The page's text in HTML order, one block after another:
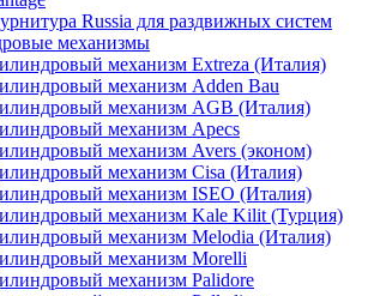
Russia для раздвижных систем
механизмы
механизм Extreza (Италия)
механизм Adden Bau
механизм AGB (Италия)
механизм Apecs
механизм Avers (эконом)
механизм Cisa (Италия)
механизм ISEO (Италия)
механизм Kale Kilit (Турция)
механизм Melodia (Италия)
механизм Morelli
механизм Palidore